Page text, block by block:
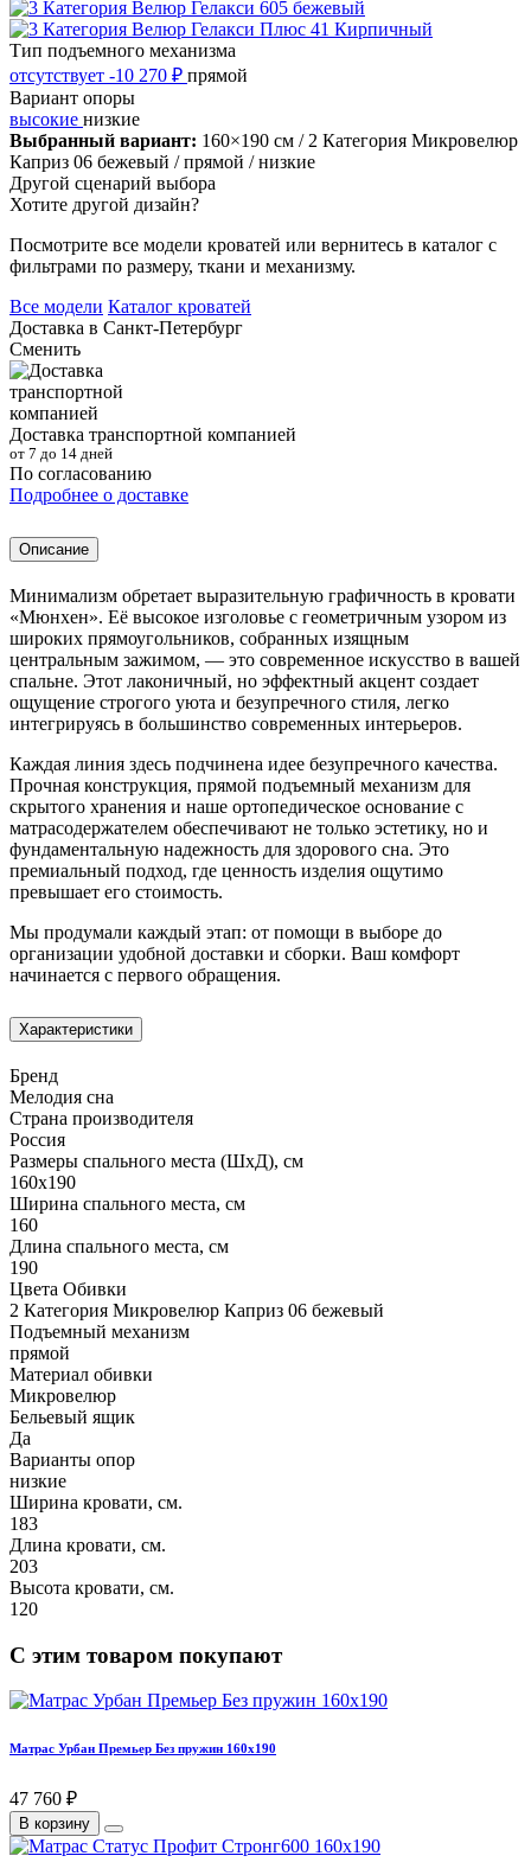
Тип подъемного механизма
отсутствует -10 270 ₽ прямой
Вариант опоры
высокие низкие
Выбранный вариант: 160×190 см / 2 Категория Микровелюр
Каприз 06 бежевый / прямой / низкие
Другой сценарий выбора
Хотите другой дизайн?
Посмотрите все модели кроватей или вернитесь в каталог с
фильтрами по размеру, ткани и механизму.
Все модели Каталог кроватей
Доставка в Санкт-Петербург
Сменить
Доставка транспортной компанией
от 7 до 14 дней
По согласованию
Подробнее о доставке
Описание
Минимализм обретает выразительную графичность в кровати
«Мюнхен». Её высокое изголовье с геометричным узором из
широких прямоугольников, собранных изящным
центральным зажимом, — это современное искусство в вашей
спальне. Этот лаконичный, но эффектный акцент создает
ощущение строгого уюта и безупречного стиля, легко
интегрируясь в большинство современных интерьеров.
Каждая линия здесь подчинена идее безупречного качества.
Прочная конструкция, прямой подъемный механизм для
скрытого хранения и наше ортопедическое основание с
матрасодержателем обеспечивают не только эстетику, но и
фундаментальную надежность для здорового сна. Это
премиальный подход, где ценность изделия ощутимо
превышает его стоимость.
Мы продумали каждый этап: от помощи в выборе до
организации удобной доставки и сборки. Ваш комфорт
начинается с первого обращения.
Характеристики
Бренд
Мелодия сна
Страна производителя
Россия
Размеры спального места (ШхД), см
160х190
Ширина спального места, см
160
Длина спального места, см
190
Цвета Обивки
2 Категория Микровелюр Каприз 06 бежевый
Подъемный механизм
прямой
Материал обивки
Микровелюр
Бельевый ящик
Да
Варианты опор
низкие
Ширина кровати, см.
183
Длина кровати, см.
203
Высота кровати, см.
120
С этим товаром покупают
Матрас Урбан Премьер Без пружин 160х190
47 760 ₽
В корзину